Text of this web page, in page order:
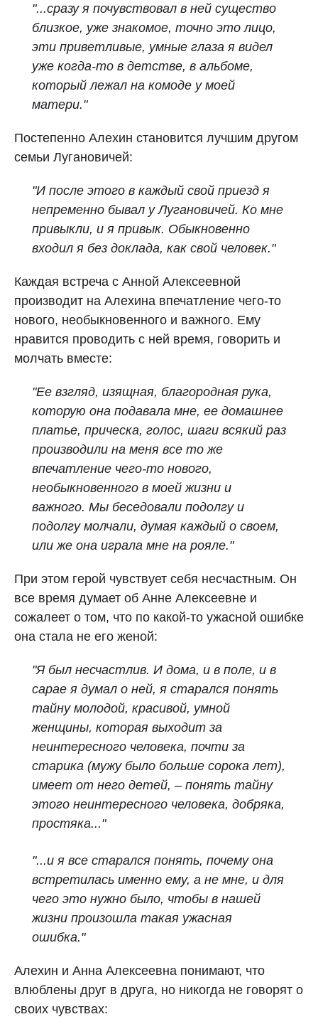
"...сразу я почувствовал в ней существо
близкое, уже знакомое, точно это лицо,
эти приветливые, умные глаза я видел
уже когда‑то в детстве, в альбоме,
который лежал на комоде у моей
матери."
Постепенно Алехин становится лучшим другом
семьи Лугановичей:
"И после этого в каждый свой приезд я
непременно бывал у Лугановичей. Ко мне
привыкли, и я привык. Обыкновенно
входил я без доклада, как свой человек."
Каждая встреча с Анной Алексеевной
производит на Алехина впечатление чего-то
нового, необыкновенного и важного. Ему
нравится проводить с ней время, говорить и
молчать вместе:
"Ее взгляд, изящная, благородная рука,
которую она подавала мне, ее домашнее
платье, прическа, голос, шаги всякий раз
производили на меня все то же
впечатление чего‑то нового,
необыкновенного в моей жизни и
важного. Мы беседовали подолгу и
подолгу молчали, думая каждый о своем,
или же она играла мне на рояле."
При этом герой чувствует себя несчастным. Он
все время думает об Анне Алексеевне и
сожалеет о том, что по какой-то ужасной ошибке
она стала не его женой:
"Я был несчастлив. И дома, и в поле, и в
сарае я думал о ней, я старался понять
тайну молодой, красивой, умной
женщины, которая выходит за
неинтересного человека, почти за
старика (мужу было больше сорока лет),
имеет от него детей, – понять тайну
этого неинтересного человека, добряка,
простяка..."
"...и я все старался понять, почему она
встретилась именно ему, а не мне, и для
чего это нужно было, чтобы в нашей
жизни произошла такая ужасная
ошибка."
Алехин и Анна Алексеевна понимают, что
влюблены друг в друга, но никогда не говорят о
своих чувствах: